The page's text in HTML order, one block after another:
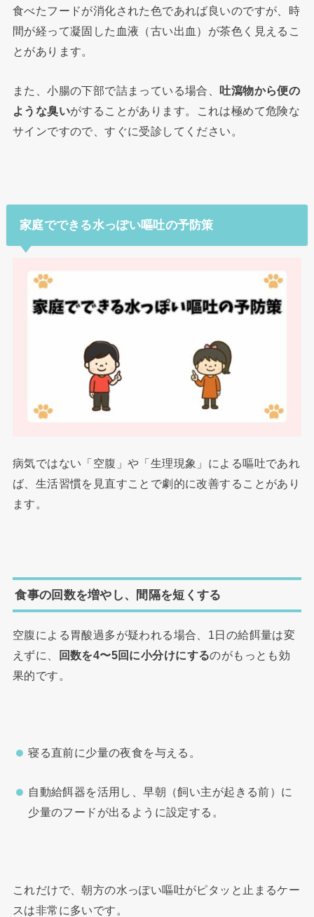
食べたフードが消化された色であれば良いのですが、時
間が経って凝固した血液（古い出血）が茶色く見えるこ
とがあります。
また、小腸の下部で詰まっている場合、 吐瀉物から便の
ような臭いがすることがあります。これは極めて危険な
サインですので、すぐに受診してください。
家庭でできる水っぽい嘔吐の予防策
病気ではない「空腹」や「生理現象」による嘔吐であれ
ば、生活習慣を見直すことで劇的に改善することがあり
ます。
食事の回数を増やし、間隔を短くする
空腹による胃酸過多が疑われる場合、1日の給餌量は変
えずに、
回数を4〜5回に小分けにするのがもっとも効
果的です。
寝る直前に少量の夜食を与える。
自動給餌器を活用し、早朝（飼い主が起きる前）に
少量のフードが出るように設定する。
これだけで、朝方の水っぽい嘔吐がピタッと止まるケー
スは非常に多いです。